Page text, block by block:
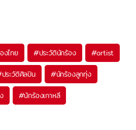
งไทย #ประวัตินักร้อง #artist
ประวัติศิลปิน #นักร้องลูกทุ่ง
#นักร้องเกาหลี